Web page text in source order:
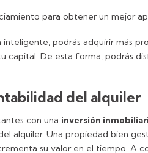
para obtener un mejor
podrás adquirir más
capital. De esta forma, podrás
del alquiler
con una inversión
alquiler. Una propiedad bien
su valor en el tiempo. A